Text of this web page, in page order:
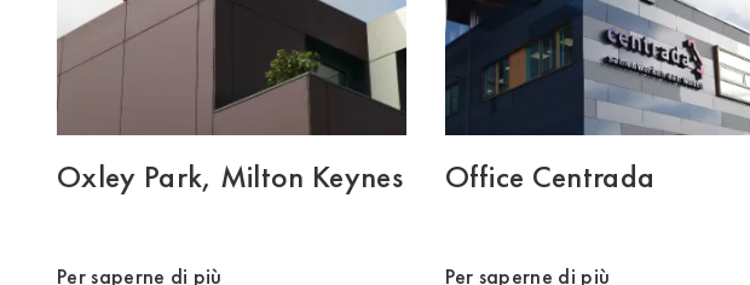
Oxley Park, Milton Keynes
Per saperne di più
Office Centrada
Per saperne di più